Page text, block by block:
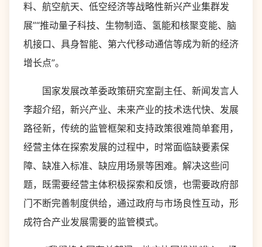
料、航空航天、低空经济等战略性新兴产业集群发
展”“推动量子科技、生物制造、氢能和核聚变能、脑
机接口、具身智能、第六代移动通信等成为新的经济
增长点”。
国家发展改革委政策研究室副主任、新闻发言人
李超介绍，新兴产业、未来产业的技术迭代快、发展
路径新，传统的监管框架和支持政策很难简单套用，
经营主体在探索发展的过程中，时常面临缺要素保
障、缺准入标准、缺应用场景等困难。解决这些问
题，既需要经营主体积极探索和反馈，也需要政府部
门不断完善制度供给，通过政府与市场良性互动，形
成符合产业发展需要的监管模式。